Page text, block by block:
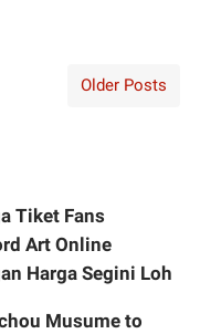
Older Posts
Tiket Fans
Art Online
Harga Segini Loh
Musume to